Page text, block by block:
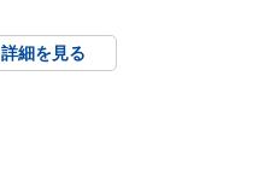
詳細を見る